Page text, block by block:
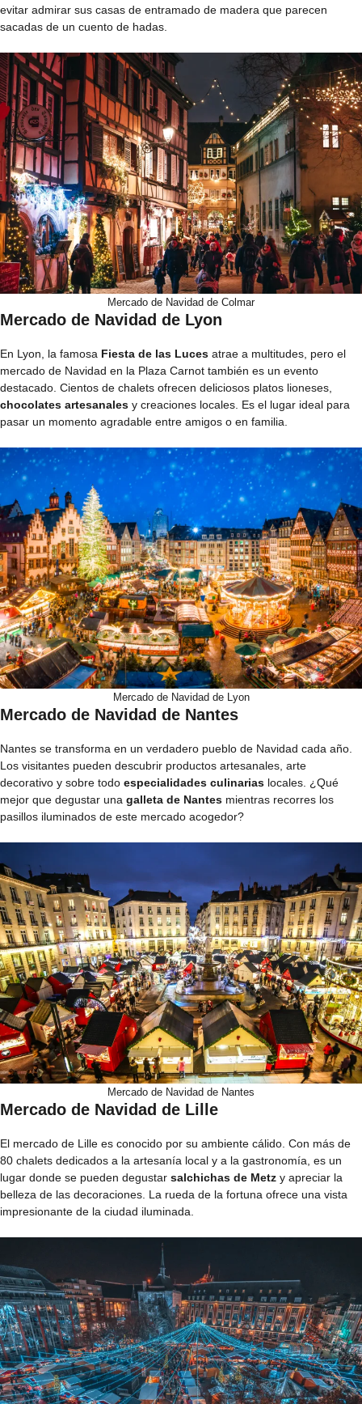
evitar admirar sus casas de entramado de madera que parecen
sacadas de un cuento de hadas.
Mercado de Navidad de Colmar
Mercado de Navidad de Lyon
En Lyon, la famosa Fiesta de las Luces atrae a multitudes, pero el
mercado de Navidad en la Plaza Carnot también es un evento
destacado. Cientos de chalets ofrecen deliciosos platos lioneses,
chocolates artesanales y creaciones locales. Es el lugar ideal para
pasar un momento agradable entre amigos o en familia.
Mercado de Navidad de Lyon
Mercado de Navidad de Nantes
Nantes se transforma en un verdadero pueblo de Navidad cada año.
Los visitantes pueden descubrir productos artesanales, arte
decorativo y sobre todo especialidades culinarias locales. ¿Qué
mejor que degustar una galleta de Nantes mientras recorres los
pasillos iluminados de este mercado acogedor?
Mercado de Navidad de Nantes
Mercado de Navidad de Lille
El mercado de Lille es conocido por su ambiente cálido. Con más de
80 chalets dedicados a la artesanía local y a la gastronomía, es un
lugar donde se pueden degustar salchichas de Metz y apreciar la
belleza de las decoraciones. La rueda de la fortuna ofrece una vista
impresionante de la ciudad iluminada.